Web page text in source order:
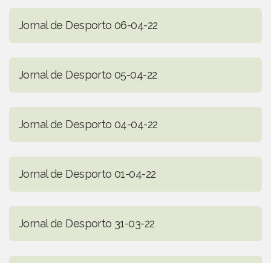
Jornal de Desporto 06-04-22
Jornal de Desporto 05-04-22
Jornal de Desporto 04-04-22
Jornal de Desporto 01-04-22
Jornal de Desporto 31-03-22